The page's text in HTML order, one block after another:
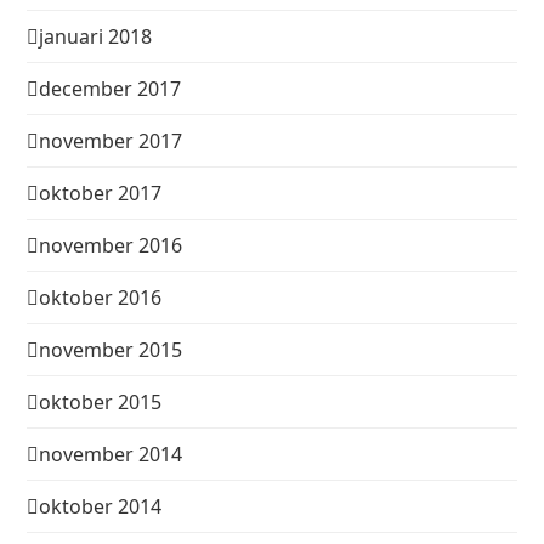
januari 2018
december 2017
november 2017
oktober 2017
november 2016
oktober 2016
november 2015
oktober 2015
november 2014
oktober 2014